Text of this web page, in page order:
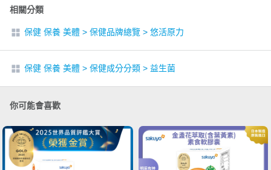
相關分類
保健 保養 美體 > 保健品牌總覽 > 悠活原力
保健 保養 美體 > 保健成分分類 > 益生菌
你可能會喜歡